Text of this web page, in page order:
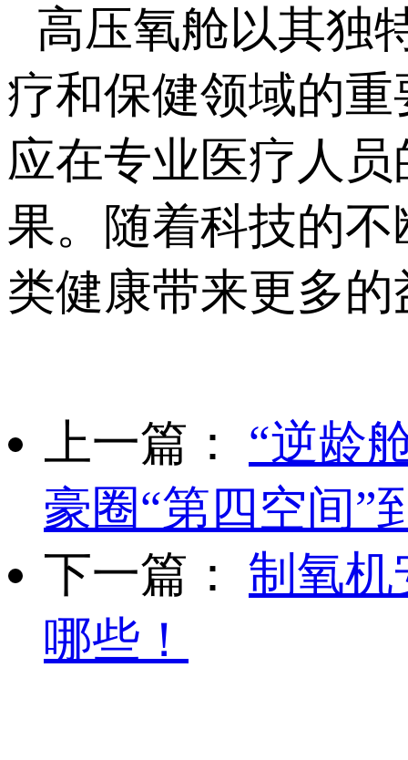
高压氧舱以其独
疗和保健领域的
应在专业医疗人
果。随着科技的
类健康带来更多的
上一篇：
“逆龄
豪圈“第四空间”
下一篇： 制氧机
哪些！